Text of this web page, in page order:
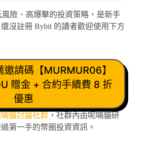
風險、高爆擊的投資策略，是新手
沒註冊 Bybit 的讀者歡迎使用下方
請碼【MURMUR06】
贈金 + 合約手續費 8 折
優惠
喃貓討論社群 ，社群內由呢喃貓研
第一手的幣圈投資資訊。